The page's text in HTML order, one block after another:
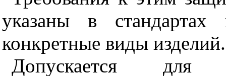
указаны в
конкретные виды изделий.
Допускается для